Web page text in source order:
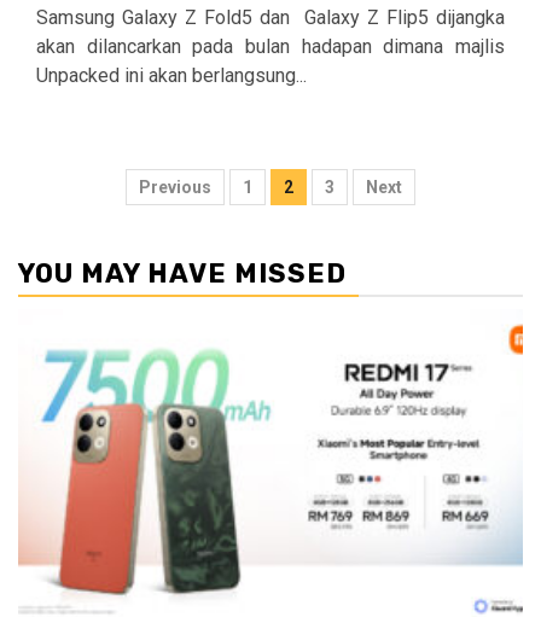
Samsung Galaxy Z Fold5 dan Galaxy Z Flip5 dijangka
akan dilancarkan pada bulan hadapan dimana majlis
Unpacked ini akan berlangsung...
Posts
Previous 1 2 3 Next
YOU MAY HAVE MISSED